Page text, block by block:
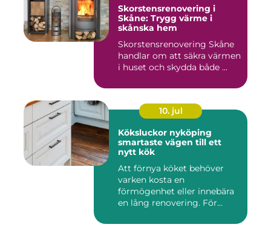
Skorstensrenovering i
Skåne: Trygg värme i
skånska hem
Skorstensrenovering Skåne
handlar om att säkra värmen
i huset och skydda både ...
10. jul
Köksluckor nyköping
smartaste vägen till ett
nytt kök
Att förnya köket behöver
varken kosta en
förmögenhet eller innebära
en lång renovering. För